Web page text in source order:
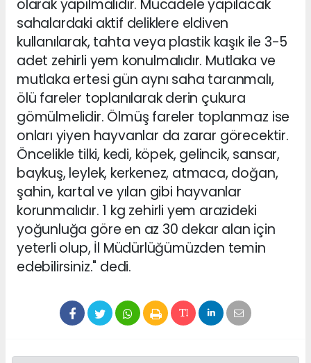
olarak yapılmalıdır. Mücadele yapılacak
sahalardaki aktif deliklere eldiven
kullanılarak, tahta veya plastik kaşık ile 3-5
adet zehirli yem konulmalıdır. Mutlaka ve
mutlaka ertesi gün aynı saha taranmalı,
ölü fareler toplanılarak derin çukura
gömülmelidir. Ölmüş fareler toplanmaz ise
onları yiyen hayvanlar da zarar görecektir.
Öncelikle tilki, kedi, köpek, gelincik, sansar,
baykuş, leylek, kerkenez, atmaca, doğan,
şahin, kartal ve yılan gibi hayvanlar
korunmalıdır. 1 kg zehirli yem arazideki
yoğunluğa göre en az 30 dekar alan için
yeterli olup, İl Müdürlüğümüzden temin
edebilirsiniz." dedi.